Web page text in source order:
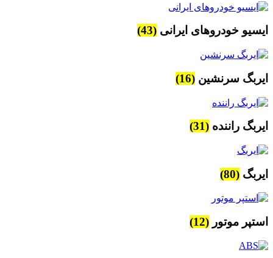
ایسیو خودروهای ایرانی (43)
ایربگ سرنشین (16)
ایربگ راننده (31)
ایربگ (80)
استپر موتور (12)